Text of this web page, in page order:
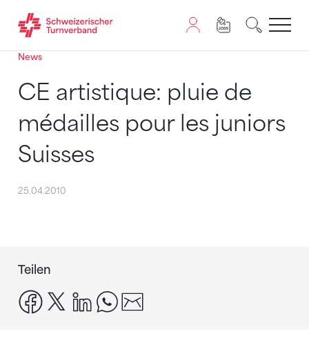
Zum Inhalt springen
Zur Sitemap navigieren
Zum Navigieren dieser Seite wird JavaScript benötigt.
News
CE artistique: pluie de
médailles pour les juniors
Suisses
25.04.2010
Teilen
facebook
x linkedinwhatsapp